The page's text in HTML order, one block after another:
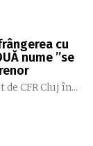
cu
nume ”se
CFR Cluj în...